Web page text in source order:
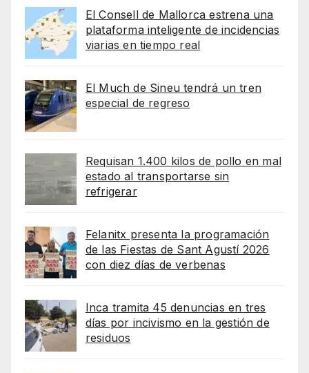
El Consell de Mallorca estrena una
plataforma inteligente de incidencias
viarias en tiempo real
El Much de Sineu tendrá un tren
especial de regreso
Requisan 1.400 kilos de pollo en mal
estado al transportarse sin
refrigerar
Felanitx presenta la programación
de las Fiestas de Sant Agustí 2026
con diez días de verbenas
Inca tramita 45 denuncias en tres
días por incivismo en la gestión de
residuos